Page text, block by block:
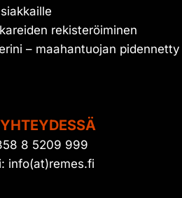
rekisteröiminen
– maahantuojan
8 5209 999
info(at)remes.fi